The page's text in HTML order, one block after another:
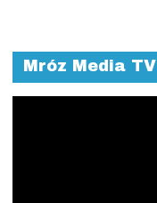
Mróz Media TV